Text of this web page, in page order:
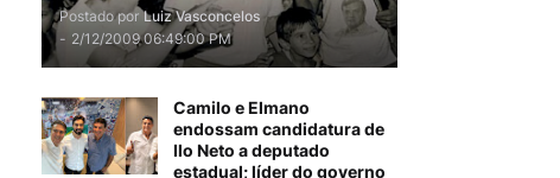
Postado por Luiz Vasconcelos
- 2/12/2009 06:49:00 PM
Camilo e Elmano
endossam candidatura de
Ilo Neto a deputado
estadual; líder do governo